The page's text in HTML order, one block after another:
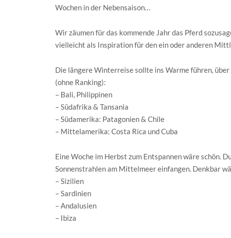
Wochen in der Nebensaison…
Wir zäumen für das kommende Jahr das Pferd
vielleicht als Inspiration für den ein oder anderen
Die längere Winterreise sollte ins Warme führen,
(ohne Ranking):
– Bali, Philippinen
– Südafrika & Tansania
– Südamerika: Patagonien & Chile
– Mittelamerika: Costa Rica und Cuba
Eine Woche im Herbst zum Entspannen wäre schön.
Sonnenstrahlen am Mittelmeer einfangen. Denkbar
– Sizilien
– Sardinien
– Andalusien
– Ibiza